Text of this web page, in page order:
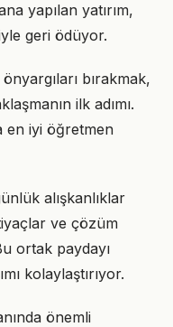
yapılan yatırım,
geri ödüyor.
bırakmak,
ilk adımı.
en iyi öğretmen
alışkanlıklar
ve çözüm
ortak paydayı
kolaylaştırıyor.
önemli